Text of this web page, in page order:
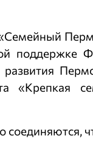
поддержке
развития
«Крепкая